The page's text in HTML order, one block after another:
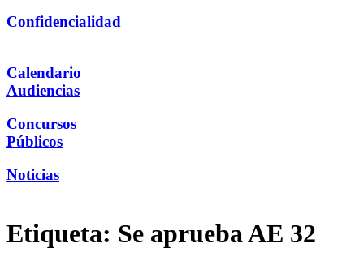
Confidencialidad
Calendario
Audiencias
Concursos
Públicos
Noticias
Etiqueta: Se aprueba AE 32